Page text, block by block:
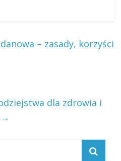
– zasady, korzyści
dla zdrowia i
→